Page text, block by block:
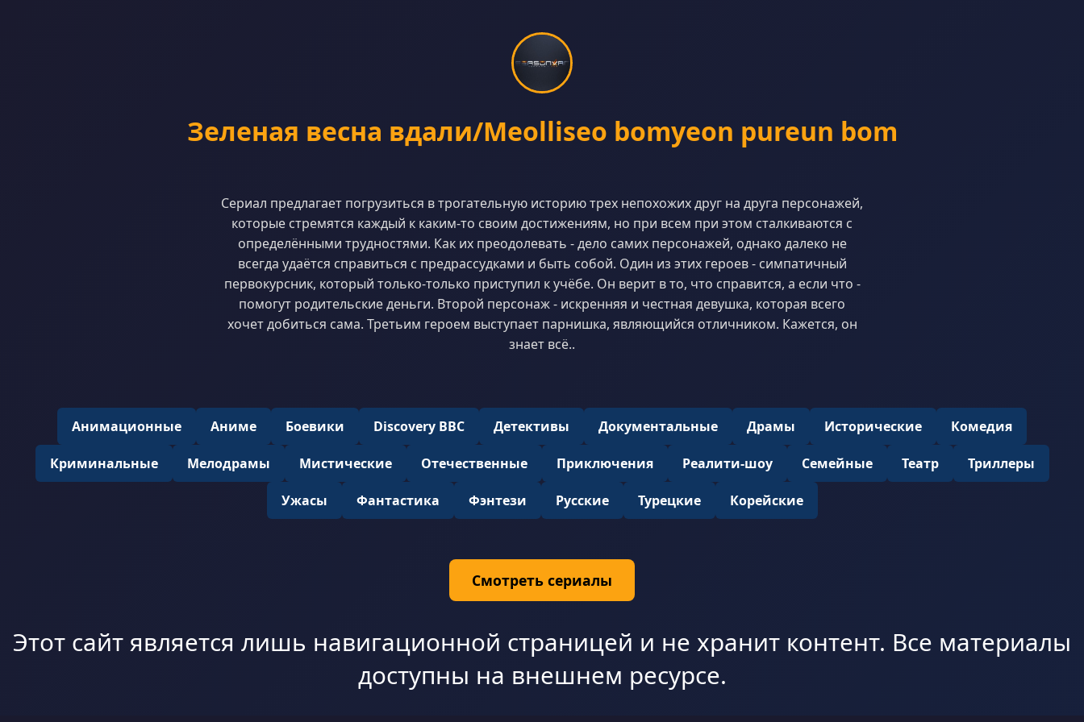
Зеленая весна вдали/Meolliseo bomyeon pureun bom
Сериал предлагает погрузиться в трогательную историю трех непохожих друг на друга персонажей,
которые стремятся каждый к каким-то своим достижениям, но при всем при этом сталкиваются с
определёнными трудностями. Как их преодолевать - дело самих персонажей, однако далеко не
всегда удаётся справиться с предрассудками и быть собой. Один из этих героев - симпатичный
первокурсник, который только-только приступил к учёбе. Он верит в то, что справится, а если что -
помогут родительские деньги. Второй персонаж - искренняя и честная девушка, которая всего
хочет добиться сама. Третьим героем выступает парнишка, являющийся отличником. Кажется, он
знает всё..
Анимационные Аниме Боевики Discovery BBC Детективы Документальные Драмы Исторические Комедия
Криминальные Мелодрамы Мистические Отечественные Приключения Реалити-шоу Семейные Театр Триллеры
Ужасы Фантастика Фэнтези Русские Турецкие Корейские
Смотреть сериалы
Этот сайт является лишь навигационной страницей и не хранит контент. Все материалы
доступны на внешнем ресурсе.